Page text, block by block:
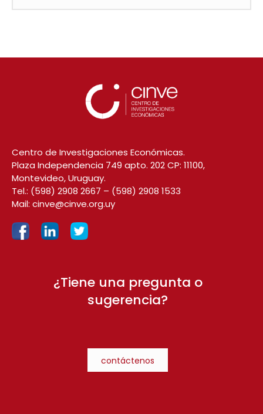
Centro de Investigaciones Económicas.
Plaza Independencia 749 apto. 202 CP: 11100,
Montevideo, Uruguay.
Tel.: (598) 2908 2667 – (598) 2908 1533
Mail: cinve@cinve.org.uy
¿Tiene una pregunta o
sugerencia?
contáctenos